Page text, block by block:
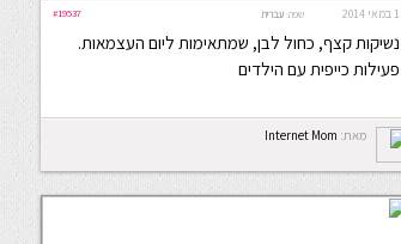
1 במאי 2014 #19537 שפה: עברית
נשיקות קצף, כחול לבן, שמתאימות ליום העצמאות.
פעילות כייפית עם הילדים
מאת: Internet Mom